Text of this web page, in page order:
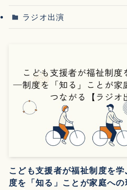
ラジオ出演
こども支援者が福祉制度を
度を「知る」ことが家庭へ